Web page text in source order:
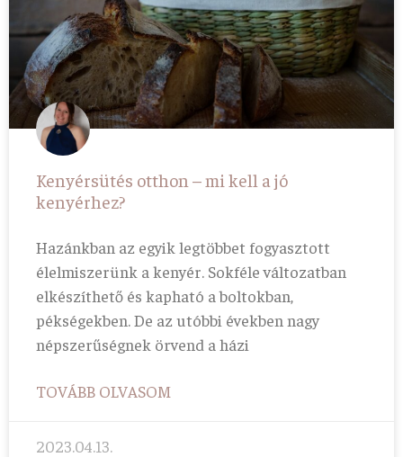
Kenyérsütés otthon – mi kell a jó
kenyérhez?
Hazánkban az egyik legtöbbet fogyasztott
élelmiszerünk a kenyér. Sokféle változatban
elkészíthető és kapható a boltokban,
pékségekben. De az utóbbi években nagy
népszerűségnek örvend a házi
TOVÁBB OLVASOM
2023.04.13.